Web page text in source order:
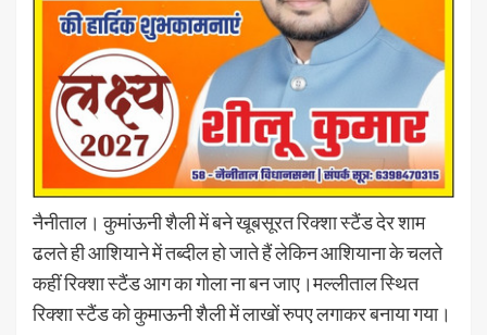
नैनीताल। कुमांऊनी शैली में बने खूबसूरत रिक्शा स्टैंड देर शाम
ढलते ही आशियाने में तब्दील हो जाते हैं लेकिन आशियाना के चलते
कहीं रिक्शा स्टैंड आग का गोला ना बन जाए।मल्लीताल स्थित
रिक्शा स्टैंड को कुमाऊनी शैली में लाखों रुपए लगाकर बनाया गया।